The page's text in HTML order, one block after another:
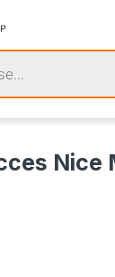
Nice